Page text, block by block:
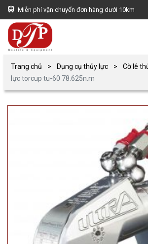
Miễn phí vận chuyển đơn hàng dưới 10km
Trang chủ Dụng cụ thủy lực Cờ lê
lực torcup tu-60 78.625n.m